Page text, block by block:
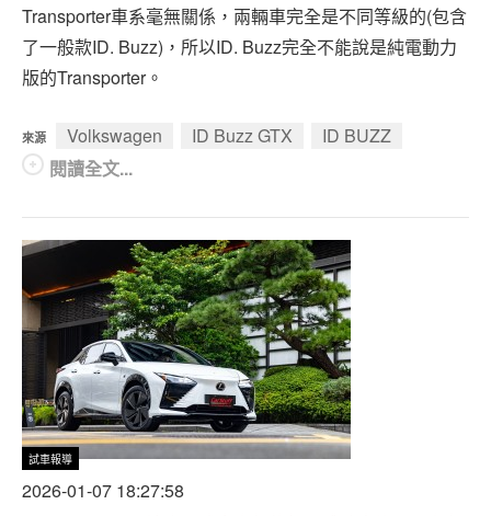
Transporter車系毫無關係，兩輛車完全是不同等級的(包含
了一般款ID. Buzz)，所以ID. Buzz完全不能說是純電動力
版的Transporter。
來源 Volkswagen ID Buzz GTX
ID BUZZ
閱讀全文...
試車報導
2026-01-07 18:27:58